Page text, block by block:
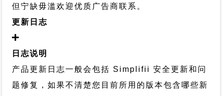
但宁缺毋滥欢迎优质广告商联系。
更新日志
日志说明
产品更新日志一般会包括 Simplifii 安全更新和问
题修复，如果不清楚您目前所用的版本包含哪些新